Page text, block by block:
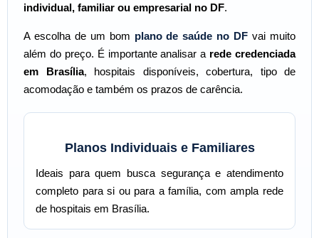
individual, familiar ou empresarial no DF.
A escolha de um bom plano de saúde no DF vai muito
além do preço. É importante analisar a rede credenciada
em Brasília, hospitais disponíveis, cobertura, tipo de
acomodação e também os prazos de carência.
Planos Individuais e Familiares
Ideais para quem busca segurança e atendimento
completo para si ou para a família, com ampla rede
de hospitais em Brasília.